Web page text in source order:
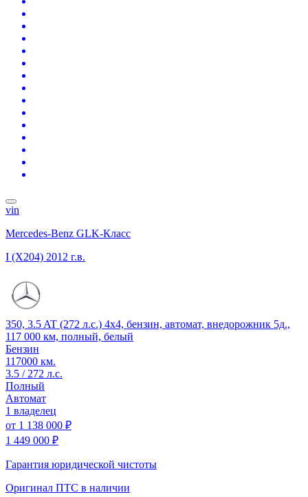
vin
Mercedes-Benz GLK-Класс
I (X204) 2012 г.в.
350, 3.5 AT (272 л.с.) 4x4, бензин, автомат, внедорожник 5д.,
117 000 км, полный, белый
Бензин
117000 км.
3.5 / 272 л.с.
Полный
Автомат
1 владелец
от 1 138 000 ₽
1 449 000 ₽
Гарантия юридической чистоты
Оригинал ПТС в наличии